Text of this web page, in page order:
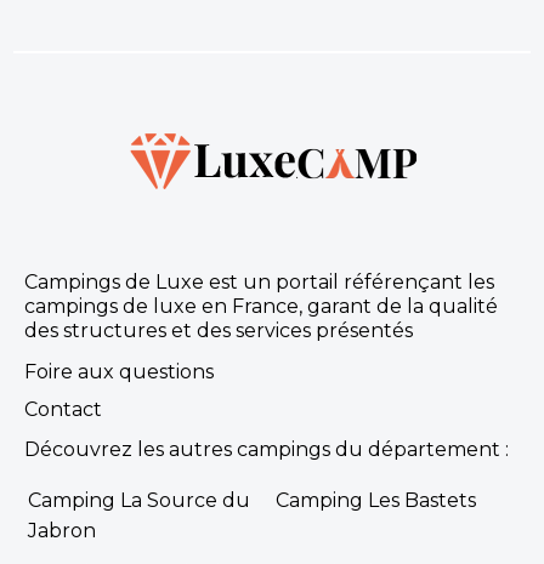
Campings de Luxe est un portail référençant les
campings de luxe en France, garant de la qualité
des structures et des services présentés
Foire aux questions
Contact
Découvrez les autres campings du département :
Camping La Source du
Jabron
Camping Les Bastets